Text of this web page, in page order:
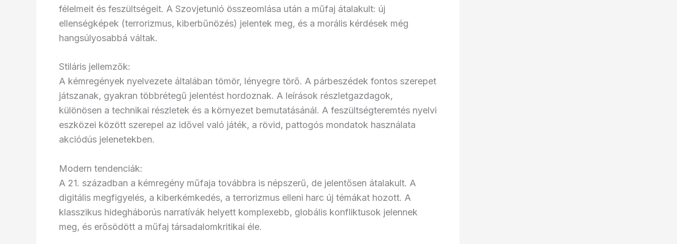
félelmeit és feszültségeit. A Szovjetunió összeomlása után a műfaj átalakult: új
ellenségképek (terrorizmus, kiberbűnözés) jelentek meg, és a morális kérdések még
hangsúlyosabbá váltak.
Stiláris jellemzők:
A kémregények nyelvezete általában tömör, lényegre törő. A párbeszédek fontos szerepet
játszanak, gyakran többrétegű jelentést hordoznak. A leírások részletgazdagok,
különösen a technikai részletek és a környezet bemutatásánál. A feszültségteremtés nyelvi
eszközei között szerepel az idővel való játék, a rövid, pattogós mondatok használata
akciódús jelenetekben.
Modern tendenciák:
A 21. században a kémregény műfaja továbbra is népszerű, de jelentősen átalakult. A
digitális megfigyelés, a kiberkémkedés, a terrorizmus elleni harc új témákat hozott. A
klasszikus hidegháborús narratívák helyett komplexebb, globális konfliktusok jelennek
meg, és erősödött a műfaj társadalomkritikai éle.